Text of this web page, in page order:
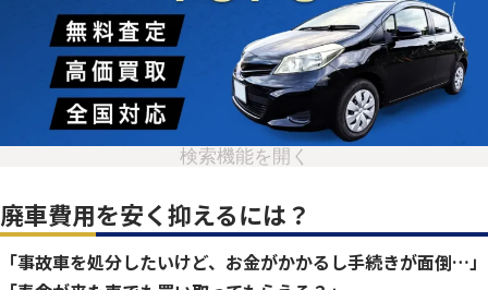
検索機能を開く
廃車費用を安く抑えるには？
「事故車を処分したいけど、お金がかかるし手続きが面倒…」